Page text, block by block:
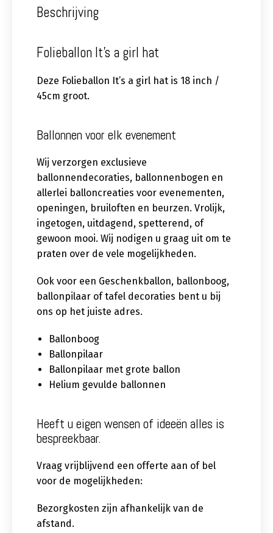
Beschrijving
Folieballon It’s a girl hat
Deze Folieballon It’s a girl hat is 18 inch /
45cm groot.
Ballonnen voor elk evenement
Wij verzorgen exclusieve
ballonnendecoraties, ballonnenbogen en
allerlei balloncreaties voor evenementen,
openingen, bruiloften en beurzen. Vrolijk,
ingetogen, uitdagend, spetterend, of
gewoon mooi. Wij nodigen u graag uit om te
praten over de vele mogelijkheden.
Ook voor een Geschenkballon, ballonboog,
ballonpilaar of tafel decoraties bent u bij
ons op het juiste adres.
Ballonboog
Ballonpilaar
Ballonpilaar met grote ballon
Helium gevulde ballonnen
Heeft u eigen wensen of ideeën alles is
bespreekbaar.
Vraag vrijblijvend een offerte aan of bel
voor de mogelijkheden:
Bezorgkosten zijn afhankelijk van de
afstand.